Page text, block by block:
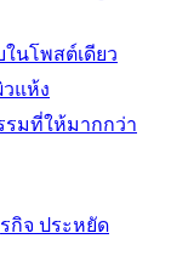
นโพสต์เดียว
วแห้ง
รมที่ให้มากกว่า
กิจ ประหยัด